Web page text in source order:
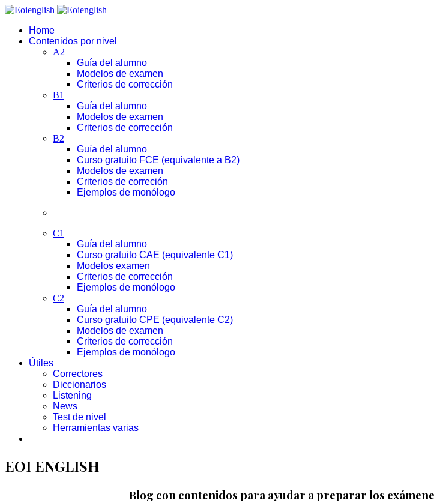
Home
Contenidos por nivel
A2
Guía del alumno
Modelos de examen
Criterios de corrección
B1
Guía del alumno
Modelos de examen
Criterios de corrección
B2
Guía del alumno
Curso gratuito FCE (equivalente a B2)
Modelos de examen
Criterios de correción
Ejemplos de monólogo
C1
Guía del alumno
Curso gratuito CAE (equivalente C1)
Modelos examen
Criterios de corrección
Ejemplos de monólogo
C2
Guía del alumno
Curso gratuito CPE (equivalente C2)
Modelos de examen
Criterios de corrección
Ejemplos de monólogo
Útiles
Correctores
Diccionarios
Listening
News
Test de nivel
Herramientas varias
EOI ENGLISH
Blog con contenidos para ayudar a preparar los